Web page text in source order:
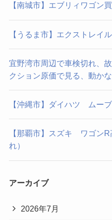
【南城市】エブリィワゴン
【うるま市】エクストレイ
宜野湾市周辺で車検切れ、
クション原価で見る、動か
【沖縄市】ダイハツ ムー
【那覇市】スズキ ワゴン
れ）
アーカイブ
2026年7月